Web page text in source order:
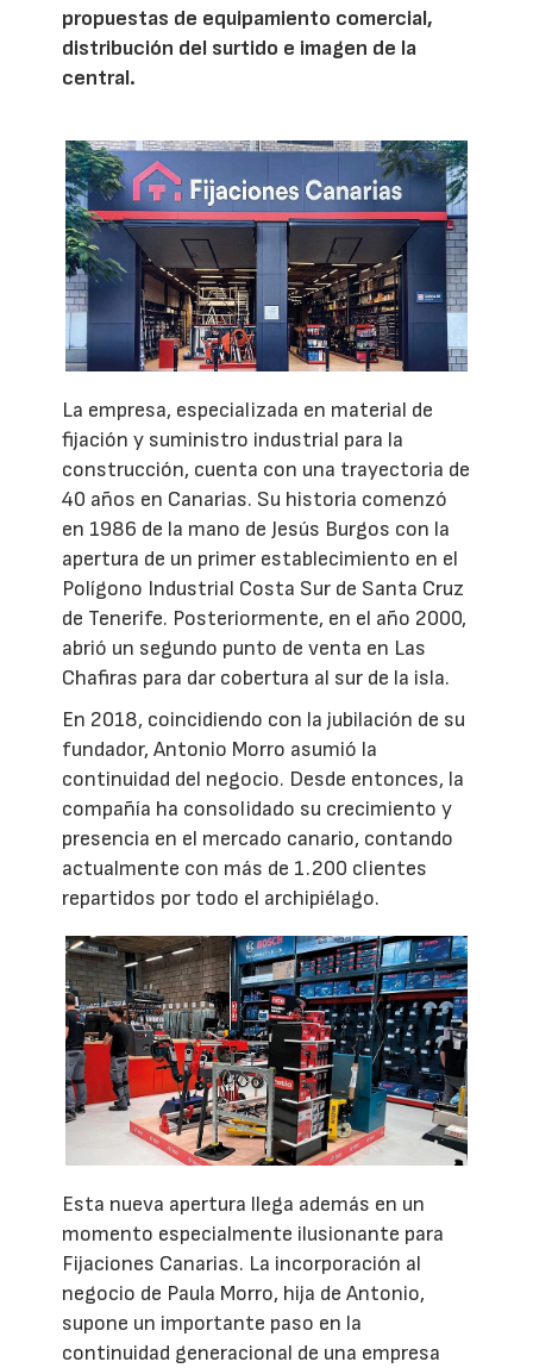
propuestas de equipamiento comercial,
distribución del surtido e imagen de la
central.
La empresa, especializada en material de
fijación y suministro industrial para la
construcción, cuenta con una trayectoria de
40 años en Canarias. Su historia comenzó
en 1986 de la mano de Jesús Burgos con la
apertura de un primer establecimiento en el
Polígono Industrial Costa Sur de Santa Cruz
de Tenerife. Posteriormente, en el año 2000,
abrió un segundo punto de venta en Las
Chafiras para dar cobertura al sur de la isla.
En 2018, coincidiendo con la jubilación de su
fundador, Antonio Morro asumió la
continuidad del negocio. Desde entonces, la
compañía ha consolidado su crecimiento y
presencia en el mercado canario, contando
actualmente con más de 1.200 clientes
repartidos por todo el archipiélago.
Esta nueva apertura llega además en un
momento especialmente ilusionante para
Fijaciones Canarias. La incorporación al
negocio de Paula Morro, hija de Antonio,
supone un importante paso en la
continuidad generacional de una empresa